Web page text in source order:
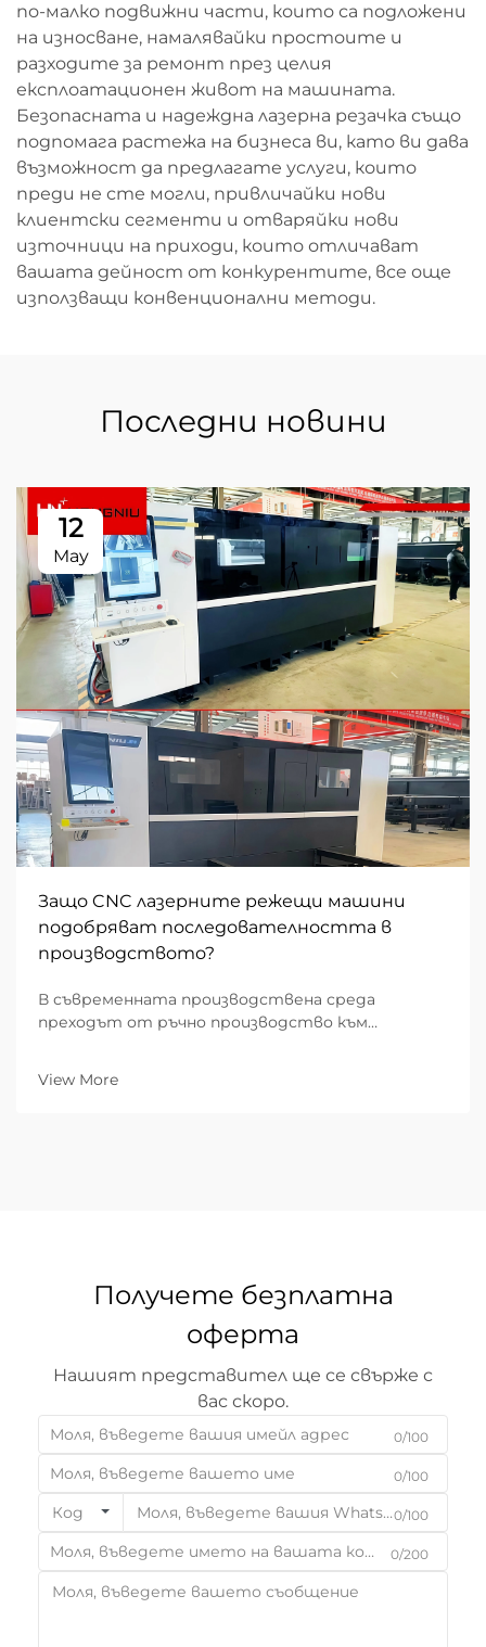
по-малко подвижни части, които са подложени
на износване, намалявайки простоите и
разходите за ремонт през целия
експлоатационен живот на машината.
Безопасната и надеждна лазерна резачка също
подпомага растежа на бизнеса ви, като ви дава
възможност да предлагате услуги, които
преди не сте могли, привличайки нови
клиентски сегменти и отваряйки нови
източници на приходи, които отличават
вашата дейност от конкурентите, все още
използващи конвенционални методи.
Последни новини
12
May
Защо CNC лазерните режещи машини
подобряват последователността в
производството?
В съвременната производствена среда
преходът от ръчно производство към
индустриалните фирми способността да
View More
Получете безплатна
оферта
Нашият представител ще се свърже с
вас скоро.
0/100
0/100
Код 0/100
0/200